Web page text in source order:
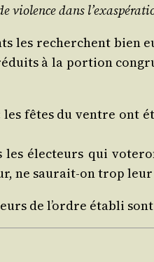
vio­lence dans
les recherchent bien
à la por­tion
fêtes du ventre ont
les élec­teurs qui
ne sau­rait-on trop
de l’ordre éta­bli